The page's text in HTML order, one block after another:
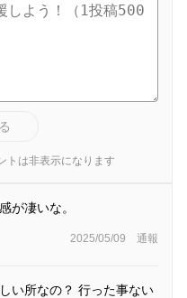
トは非表示になります
が凄いな。
2025/05/09 通報
い所なの？ 行った事ない